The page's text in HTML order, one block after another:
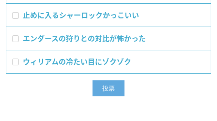
止めに入るシャーロックかっこいい
エンダースの狩りとの対比が怖かった
ウィリアムの冷たい目にゾクゾク